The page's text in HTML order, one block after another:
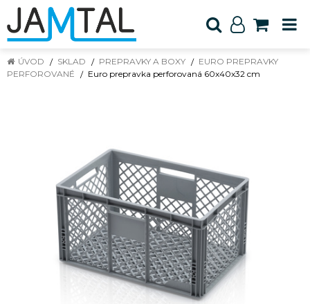
ÚVOD SKLAD PREPRAVKY A BOXY
EURO PREPRAVKY
PERFOROVANÉ
Euro prepravka perforovaná 60x40x32 cm